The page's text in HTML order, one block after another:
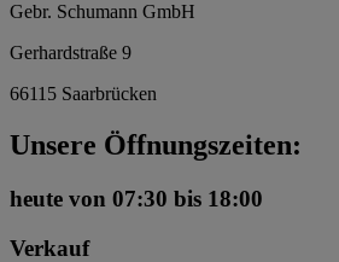
Gebr. Schumann GmbH
Gerhardstraße 9
66115 Saarbrücken
Unsere Öffnungszeiten:
heute von 07:30 bis 18:00
Verkauf